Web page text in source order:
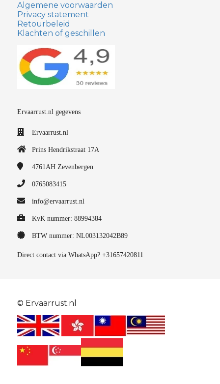
Algemene voorwaarden
Privacy statement
Retourbeleid
Klachten of geschillen
Ervaarrust.nl gegevens
Ervaarrust.nl
Prins Hendrikstraat 17A
4761AH Zevenbergen
0765083415
info@ervaarrust.nl
KvK nummer: 88994384
BTW nummer: NL003132042B89
Direct contact via WhatsApp? +31657420811
© Ervaarrust.nl